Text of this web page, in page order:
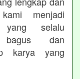
menjadi
selalu
bagus dan
karya yang